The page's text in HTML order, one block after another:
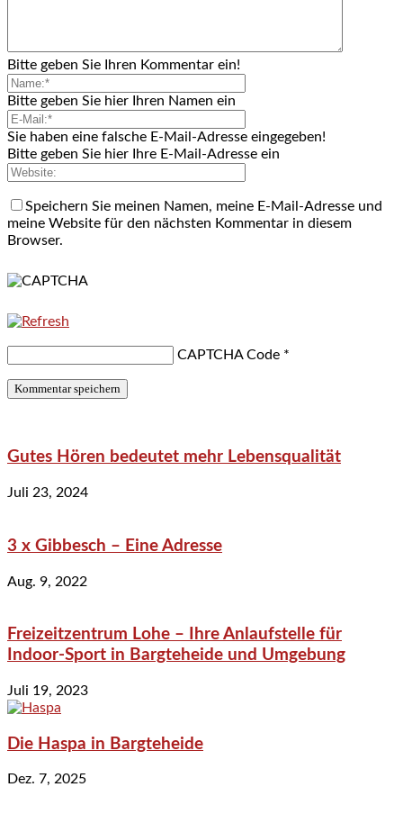
Bitte geben Sie Ihren Kommentar ein!
Bitte geben Sie hier Ihren Namen ein
Sie haben eine falsche E-Mail-Adresse eingegeben!
Bitte geben Sie hier Ihre E-Mail-Adresse ein
Speichern Sie meinen Namen, meine E-Mail-Adresse und
meine Website für den nächsten Kommentar in diesem
Browser.
CAPTCHA Code *
Gutes Hören bedeutet mehr Lebensqualität
Juli 23, 2024
3 x Gibbesch – Eine Adresse
Aug. 9, 2022
Freizeitzentrum Lohe – Ihre Anlaufstelle für
Indoor-Sport in Bargteheide und Umgebung
Juli 19, 2023
Die Haspa in Bargteheide
Dez. 7, 2025